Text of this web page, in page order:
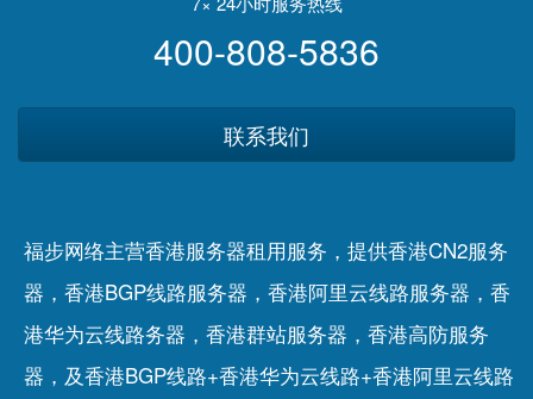
400-808-5836
联系我们
福步网络主营香港服务器租用服务，提供香港CN2服务
器，香港BGP线路服务器，香港阿里云线路服务器，香
港华为云线路务器，香港群站服务器，香港高防服务
器，及香港BGP线路+香港华为云线路+香港阿里云线路